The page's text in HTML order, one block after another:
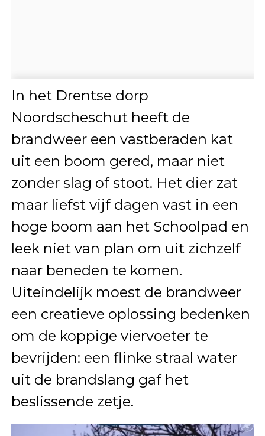
In het Drentse dorp
Noordscheschut heeft de
brandweer een vastberaden kat
uit een boom gered, maar niet
zonder slag of stoot. Het dier zat
maar liefst vijf dagen vast in een
hoge boom aan het Schoolpad en
leek niet van plan om uit zichzelf
naar beneden te komen.
Uiteindelijk moest de brandweer
een creatieve oplossing bedenken
om de koppige viervoeter te
bevrijden: een flinke straal water
uit de brandslang gaf het
beslissende zetje.